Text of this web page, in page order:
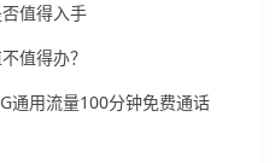
值得入手
值得办？
通用流量100分钟免费通话